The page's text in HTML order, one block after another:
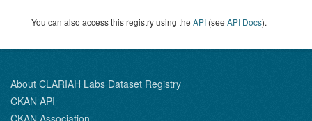
You can also access this registry using the API (see API Docs).
About CLARIAH Labs Dataset Registry
CKAN API
CKAN Association